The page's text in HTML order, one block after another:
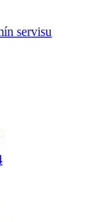
servisu